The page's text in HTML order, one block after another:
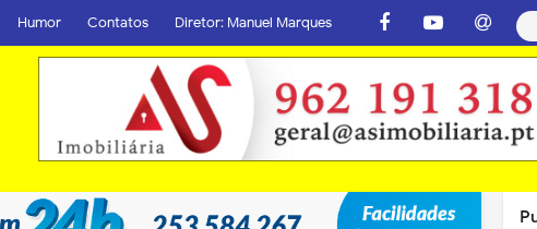
Humor Contatos Diretor: Manuel Marques